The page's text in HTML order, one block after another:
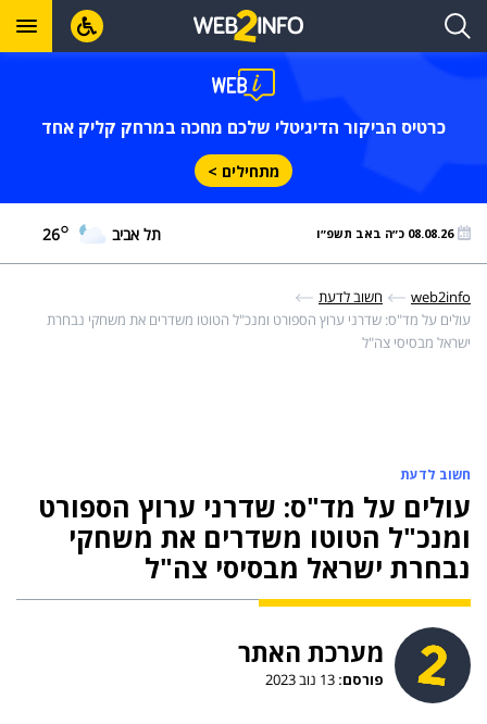
כרטיס הביקור הדיגיטלי שלכם מחכה במרחק קליק אחד
מתחילים >
08.08.26 כ״ה באב תשפ״ו תל אביב 26°
web2info
חשוב לדעת
עולים על מד"ס: שדרני ערוץ הספורט ומנכ"ל הטוטו משדרים את משחקי נבחרת
ישראל מבסיסי צה"ל
חשוב לדעת
עולים על מד"ס: שדרני ערוץ הספורט
ומנכ"ל הטוטו משדרים את משחקי
נבחרת ישראל מבסיסי צה"ל
מערכת האתר
פורסם: